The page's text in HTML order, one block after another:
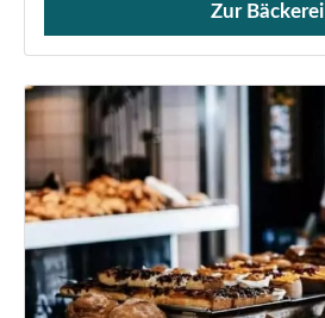
Verkauf von Brötchen,
Zur Bäckerei